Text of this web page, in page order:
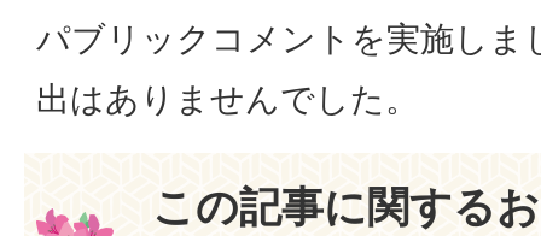
パブリックコメントを実施しま
出はありませんでした。
この記事に関する